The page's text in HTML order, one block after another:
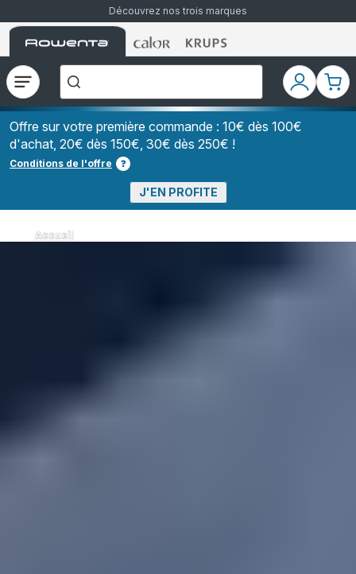
Découvrez nos trois marques
Accueil
Rowenta
Accueil
Rowenta
Accueil
Rowenta
Ouvrir
le
menu
recherchez-
vous
?","Aspirateurs
à
Grains","Centrales
Vapeurs","Sèche
Cheveux"]
Mon
compte
Mon
Offre sur votre première commande : 10€ dès 100€
d'achat, 20€ dès 150€, 30€ dès 250€ !
Conditions de l'offre
J'EN PROFITE
Accueil